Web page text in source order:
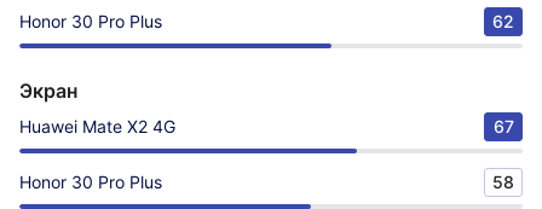
Honor 30 Pro Plus 62
Экран
Huawei Mate X2 4G 67
Honor 30 Pro Plus 58